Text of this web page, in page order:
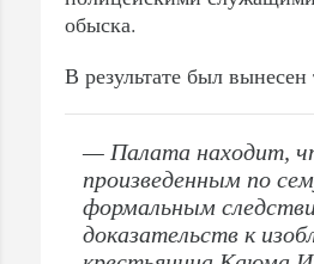
обыска.
В результате был
— Палата находит,
произведенным по
формальным
доказательств к